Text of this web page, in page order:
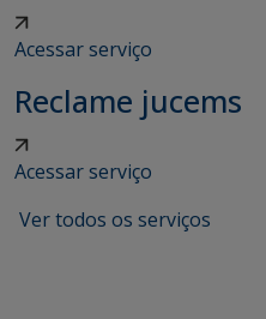
Acessar serviço
Reclame jucems
Acessar serviço
Ver todos os serviços